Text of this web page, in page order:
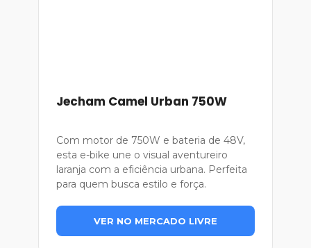
Jecham Camel Urban 750W
Com motor de 750W e bateria de 48V,
esta e-bike une o visual aventureiro
laranja com a eficiência urbana. Perfeita
para quem busca estilo e força.
VER NO MERCADO LIVRE